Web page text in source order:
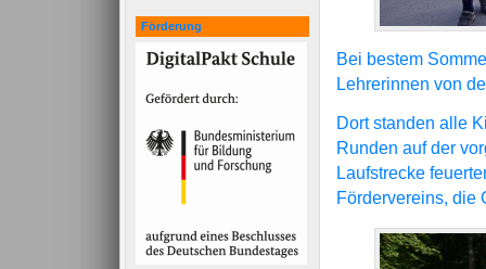
Bei bestem
Lehrerinnen von
Dort standen alle
Runden auf der
Laufstrecke
Fördervereins, die
Förderung